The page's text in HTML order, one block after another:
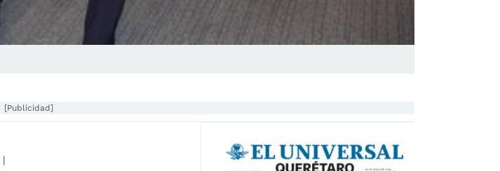
[Publicidad]
|